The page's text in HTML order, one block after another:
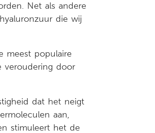
Net als andere
die wij
meest populaire
veroudering door
dat het neigt
aan,
stimuleert het de